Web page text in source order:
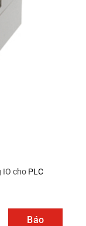
IO cho PLC
Báo